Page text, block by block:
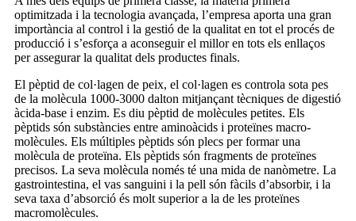
optimitzada i la tecnologia avançada, l’empresa aporta una gran
importància al control i la gestió de la qualitat en tot el procés de
producció i s’esforça a aconseguir el millor en tots els enllaços
per assegurar la qualitat dels productes finals.
El pèptid de col·lagen de peix, el col·lagen es controla sota pes
de la molècula 1000-3000 dalton mitjançant tècniques de digestió
àcida-base i enzim. Es diu pèptid de molècules petites. Els
pèptids són substàncies entre aminoàcids i proteïnes macro-
molècules. Els múltiples pèptids són plecs per formar una
molècula de proteïna. Els pèptids són fragments de proteïnes
precisos. La seva molècula només té una mida de nanòmetre. La
gastrointestina, el vas sanguini i la pell són fàcils d’absorbir, i la
seva taxa d’absorció és molt superior a la de les proteïnes
macromolècules.